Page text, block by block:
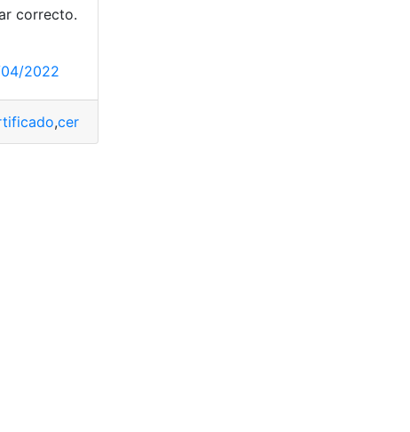
bancario
,Certificado Antigüedad Laboral
correcto.
2022
,certificado ACA